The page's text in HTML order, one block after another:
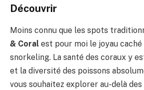
Découvrir
Moins connu que les spots
& Coral est pour moi le joyau caché
snorkeling. La santé des coraux y
et la diversité des poissons
vous souhaitez explorer au-delà